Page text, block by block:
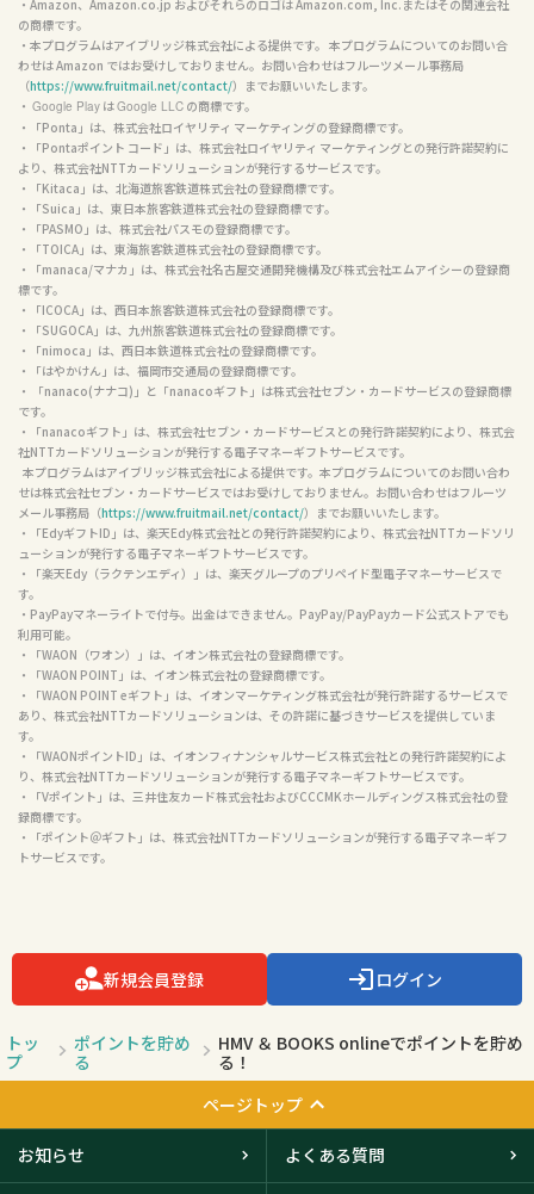
・Amazon、Amazon.co.jp およびそれらのロゴは Amazon.com, Inc.またはその関連会社
の商標です。
・本プログラムはアイブリッジ株式会社による提供です。 本プログラムについてのお問い合
わせは Amazon ではお受けしておりません。お問い合わせはフルーツメール事務局
（https://www.fruitmail.net/contact/）までお願いいたします。
・ Google Play は Google LLC の商標です。
・「Ponta」は、株式会社ロイヤリティ マーケティングの登録商標です。
・「Pontaポイント コード」は、株式会社ロイヤリティ マーケティングとの発行許諾契約に
より、株式会社NTTカードソリューションが発行するサービスです。
・「Kitaca」は、北海道旅客鉄道株式会社の登録商標です。
・「Suica」は、東日本旅客鉄道株式会社の登録商標です。
・「PASMO」は、株式会社パスモの登録商標です。
・「TOICA」は、東海旅客鉄道株式会社の登録商標です。
・「manaca/マナカ」は、株式会社名古屋交通開発機構及び株式会社エムアイシーの登録商
標です。
・「ICOCA」は、西日本旅客鉄道株式会社の登録商標です。
・「SUGOCA」は、九州旅客鉄道株式会社の登録商標です。
・「nimoca」は、西日本鉄道株式会社の登録商標です。
・「はやかけん」は、福岡市交通局の登録商標です。
・ 「nanaco(ナナコ)」と「nanacoギフト」は株式会社セブン・カードサービスの登録商標
です。
・「nanacoギフト」は、株式会社セブン・カードサービスとの発行許諾契約により、株式会
社NTTカードソリューションが発行する電子マネーギフトサービスです。
せは株式会社セブン・カードサービスではお受けしておりません。お問い合わせはフルーツ
メール事務局（https://www.fruitmail.net/contact/）までお願いいたします。
・「EdyギフトID」は、楽天Edy株式会社との発行許諾契約により、株式会社NTTカードソリ
ューションが発行する電子マネーギフトサービスです。
・「楽天Edy（ラクテンエディ）」は、楽天グループのプリペイド型電子マネーサービスで
す。
・PayPayマネーライトで付与。出金はできません。PayPay/PayPayカード公式ストアでも
利用可能。
・「WAON（ワオン）」は、イオン株式会社の登録商標です。
・「WAON POINT」は、イオン株式会社の登録商標です。
・「WAON POINT eギフト」は、イオンマーケティング株式会社が発行許諾するサービスで
あり、株式会社NTTカードソリューションは、その許諾に基づきサービスを提供していま
す。
・「WAONポイントID」は、イオンフィナンシャルサービス株式会社との発行許諾契約によ
り、株式会社NTTカードソリューションが発行する電子マネーギフトサービスです。
・「Vポイント」は、三井住友カード株式会社およびCCCMKホールディングス株式会社の登
録商標です。
・「ポイント＠ギフト」は、株式会社NTTカードソリューションが発行する電子マネーギフ
トサービスです。
新規会員登録 ログイン
トッ
プ
ポイントを貯め
る
HMV ＆ BOOKS onlineでポイントを貯め
る！
ページトップ
お知らせ よくある質問